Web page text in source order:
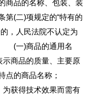
商品的名称、包装、装
第(二)项规定的“特有的
，人民法院不认定为
(一)商品的通用名
商品的质量、主要原
特点的商品名称；
为获得技术效果而需有